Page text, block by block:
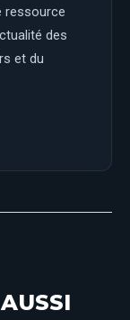
ressource
des
et du